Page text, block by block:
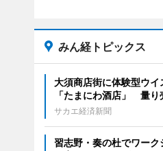
みん経トピックス
大須商店街に体験型ウイ
「たまにわ酒店」 量り
サカエ経済新聞
習志野・奏の杜でワー